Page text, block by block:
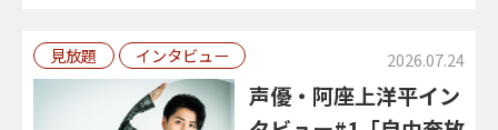
見放題 インタビュー 2026.07.24
声優・阿座上洋平イン